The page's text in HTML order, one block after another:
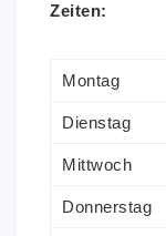
Zeiten:
Montag
Dienstag
Mittwoch
Donnerstag